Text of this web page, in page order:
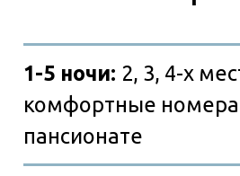
чел.
Невходит в стоимость